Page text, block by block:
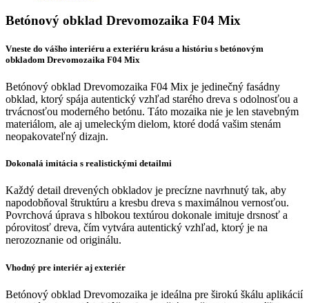
Betónový obklad Drevomozaika F04 Mix
Vneste do vášho interiéru a exteriéru krásu a históriu s betónovým
obkladom Drevomozaika F04 Mix
Betónový obklad Drevomozaika F04 Mix je jedinečný fasádny
obklad, ktorý spája autentický vzhľad starého dreva s odolnosťou a
trvácnosťou moderného betónu. Táto mozaika nie je len stavebným
materiálom, ale aj umeleckým dielom, ktoré dodá vašim stenám
neopakovateľný dizajn.
Dokonalá imitácia s realistickými detailmi
Každý detail drevených obkladov je precízne navrhnutý tak, aby
napodobňoval štruktúru a kresbu dreva s maximálnou vernosťou.
Povrchová úprava s hlbokou textúrou dokonale imituje drsnosť a
pórovitosť dreva, čím vytvára autentický vzhľad, ktorý je na
nerozoznanie od originálu.
Vhodný pre interiér aj exteriér
Betónový obklad Drevomozaika je ideálna pre širokú škálu aplikácií